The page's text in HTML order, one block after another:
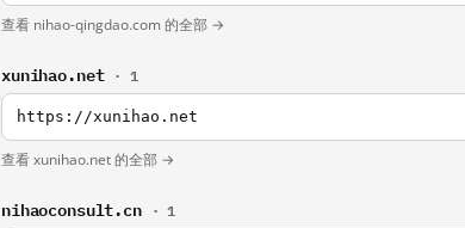
查看 nihao-qingdao.com 的全部 →
xunihao.net · 1
https://xunihao.net
查看 xunihao.net 的全部 →
nihaoconsult.cn · 1